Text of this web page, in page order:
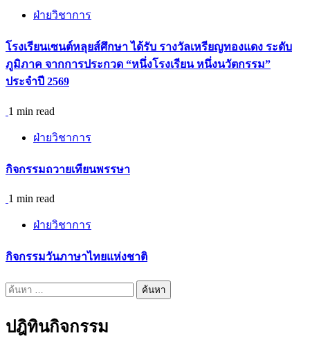
ฝ่ายวิชาการ
โรงเรียนเซนต์หลุยส์ศึกษา ได้รับ รางวัลเหรียญทองแดง ระดับ
ภูมิภาค จากการประกวด “หนึ่งโรงเรียน หนึ่งนวัตกรรม”
ประจำปี 2569
1 min read
ฝ่ายวิชาการ
กิจกรรมถวายเทียนพรรษา
1 min read
ฝ่ายวิชาการ
กิจกรรมวันภาษาไทยแห่งชาติ
ค้นหา
ปฎิทินกิจกรรม